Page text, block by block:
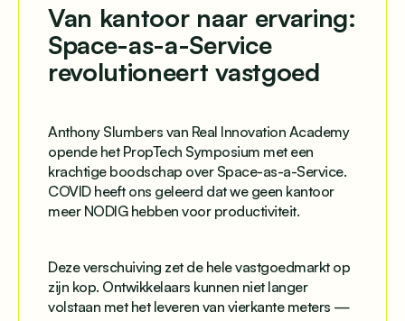
Van kantoor naar ervaring:
Space-as-a-Service
revolutioneert vastgoed
Anthony Slumbers van Real Innovation Academy
opende het PropTech Symposium met een
krachtige boodschap over Space-as-a-Service.
COVID heeft ons geleerd dat we geen kantoor
meer NODIG hebben voor productiviteit.
Deze verschuiving zet de hele vastgoedmarkt op
zijn kop. Ontwikkelaars kunnen niet langer
volstaan met het leveren van vierkante meters —